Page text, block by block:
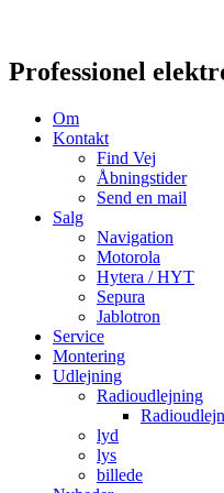
Professionel
Om
Kontakt
Find Vej
Åbningstider
Send en mail
Salg
Navigation
Motorola
Hytera / HYT
Sepura
Jablotron
Service
Montering
Udlejning
Radioudlejning
lyd
lys
billede